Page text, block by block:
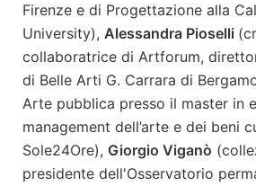
Firenze e di Progettazione alla
University), Alessandra Pioselli
collaboratrice di Artforum,
di Belle Arti G. Carrara di
Arte pubblica presso il master in
management dell’arte e dei beni
Sole24Ore), Giorgio Viganò
presidente dell'Osservatorio